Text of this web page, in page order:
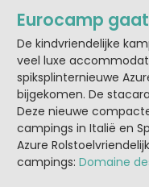
Eurocamp
De kindvriendelijke
veel luxe
spiksplinternieuwe
bijgekomen. De
Deze nieuwe
campings in Italië en
Azure
campings: Domaine